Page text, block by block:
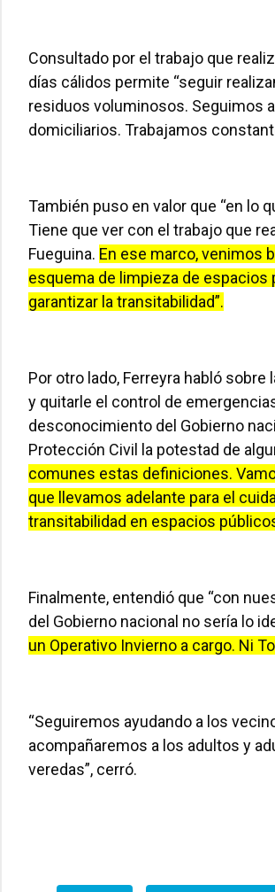
Consultado por el trabajo que
días cálidos permite “seguir
residuos voluminosos. Seguimos
domiciliarios. Trabajamos
También puso en valor que “en lo
Tiene que ver con el trabajo que
Fueguina. En ese marco, venimos
esquema de limpieza de
garantizar la transitabilidad”.
Por otro lado, Ferreyra habló
y quitarle el control de
desconocimiento del Gobierno
Protección Civil la potestad de
comunes estas definiciones.
que llevamos adelante para el
transitabilidad en espacios
Finalmente, entendió que “con
del Gobierno nacional no sería lo
un Operativo Invierno a cargo. Ni
“Seguiremos ayudando a los
acompañaremos a los adultos y
veredas”, cerró.